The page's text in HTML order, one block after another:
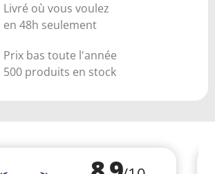
Livré où vous voulez
en 48h seulement
Prix bas toute l'année
500 produits en stock